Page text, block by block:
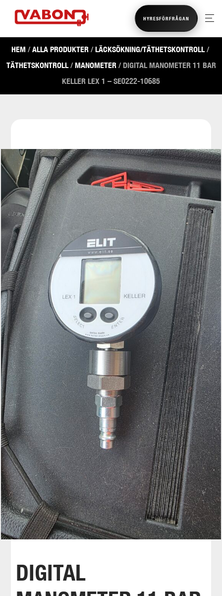
HYRESFÖRFRÅGAN
HEM /ALLA PRODUKTER/LÄCKSÖKNING/TÄTHETSKONTROLL/
TÄTHETSKONTROLL/MANOMETER/ DIGITAL MANOMETER 11 BAR
KELLER LEX 1 – SE0222-10685
DIGITAL